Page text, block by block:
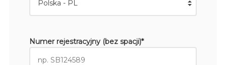
Numer rejestracyjny (bez spacji)*